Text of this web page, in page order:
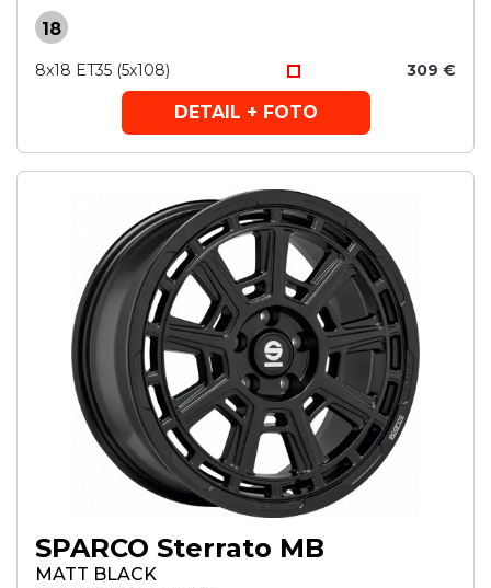
18
8x18 ET35 (5x108) 309 €
DETAIL + FOTO
SPARCO Sterrato MB
MATT BLACK